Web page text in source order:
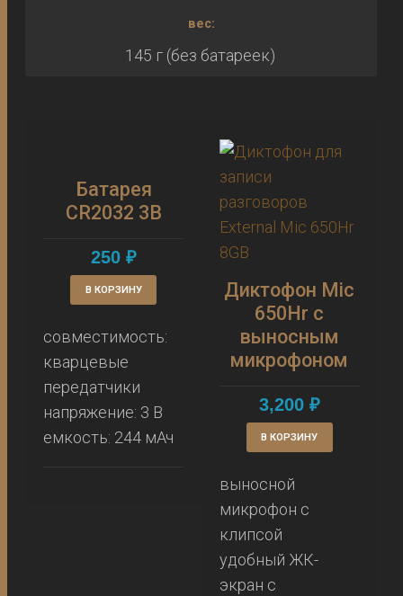
вес:
145 г (без батареек)
Батарея
CR2032 3В
250 ₽
В КОРЗИНУ
совместимость:
кварцевые
передатчики
напряжение: 3 В
емкость: 244 мАч
Диктофон Mic
650Hr с
выносным
микрофоном
3,200 ₽
В КОРЗИНУ
выносной
микрофон с
клипсой
удобный ЖК-
экран с